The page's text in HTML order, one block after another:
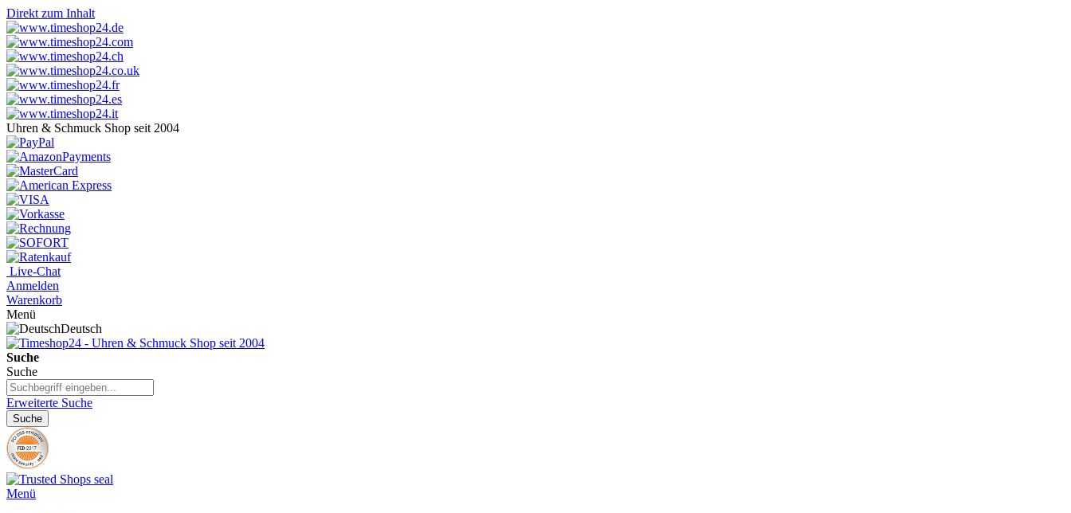
Direkt zum Inhalt
Uhren & Schmuck Shop seit 2004
Live-Chat
Anmelden
Warenkorb
Menü
Deutsch
Suche
Suche
Erweiterte Suche
Suche
Menü